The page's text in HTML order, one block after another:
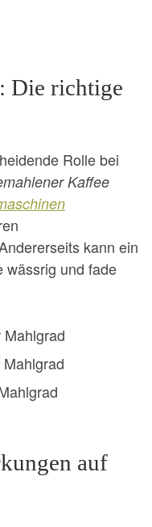
Die richtige
Rolle bei
Kaffee
kann ein
wässrig und fade
auf